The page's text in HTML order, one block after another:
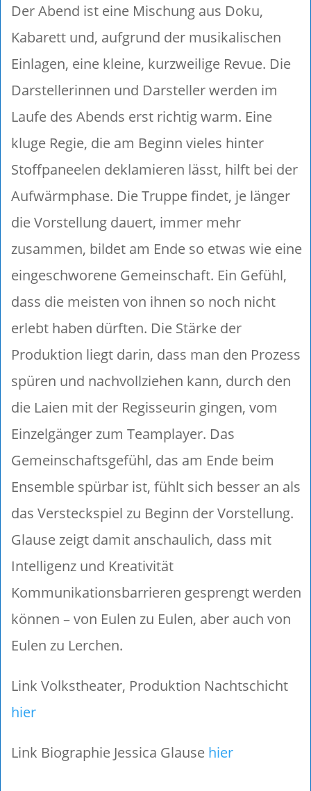
Der Abend ist eine Mischung aus Doku,
Kabarett und, aufgrund der musikalischen
Einlagen, eine kleine, kurzweilige Revue. Die
Darstellerinnen und Darsteller werden im
Laufe des Abends erst richtig warm. Eine
kluge Regie, die am Beginn vieles hinter
Stoffpaneelen deklamieren lässt, hilft bei der
Aufwärmphase. Die Truppe findet, je länger
die Vorstellung dauert, immer mehr
zusammen, bildet am Ende so etwas wie eine
eingeschworene Gemeinschaft. Ein Gefühl,
dass die meisten von ihnen so noch nicht
erlebt haben dürften. Die Stärke der
Produktion liegt darin, dass man den Prozess
spüren und nachvollziehen kann, durch den
die Laien mit der Regisseurin gingen, vom
Einzelgänger zum Teamplayer. Das
Gemeinschaftsgefühl, das am Ende beim
Ensemble spürbar ist, fühlt sich besser an als
das Versteckspiel zu Beginn der Vorstellung.
Glause zeigt damit anschaulich, dass mit
Intelligenz und Kreativität
Kommunikationsbarrieren gesprengt werden
können – von Eulen zu Eulen, aber auch von
Eulen zu Lerchen.
Link Volkstheater, Produktion Nachtschicht
hier
Link Biographie Jessica Glause hier